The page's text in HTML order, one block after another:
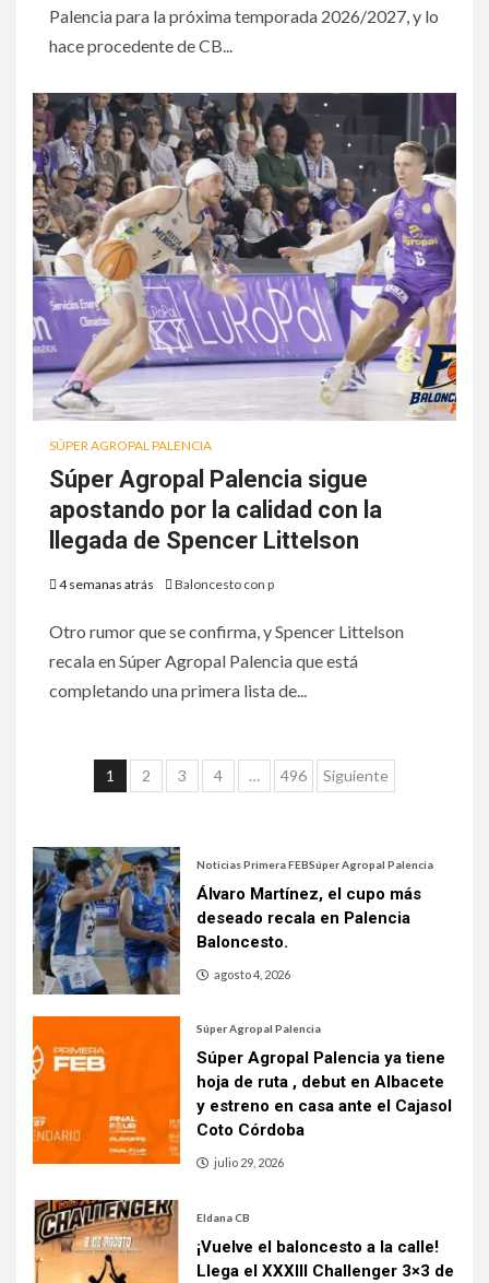
Palencia para la próxima temporada 2026/2027, y lo
hace procedente de CB...
SÚPER AGROPAL PALENCIA
Súper Agropal Palencia sigue
apostando por la calidad con la
llegada de Spencer Littelson
4 semanas atrás Baloncesto con p
Otro rumor que se confirma, y Spencer Littelson
recala en Súper Agropal Palencia que está
completando una primera lista de...
1 2 3 4 … 496 Siguiente
Noticias Primera FEBSúper Agropal Palencia
Álvaro Martínez, el cupo más
deseado recala en Palencia
Baloncesto.
agosto 4, 2026
Súper Agropal Palencia
Súper Agropal Palencia ya tiene
hoja de ruta , debut en Albacete
y estreno en casa ante el Cajasol
Coto Córdoba
julio 29, 2026
Eldana CB
¡Vuelve el baloncesto a la calle!
Llega el XXXIII Challenger 3×3 de